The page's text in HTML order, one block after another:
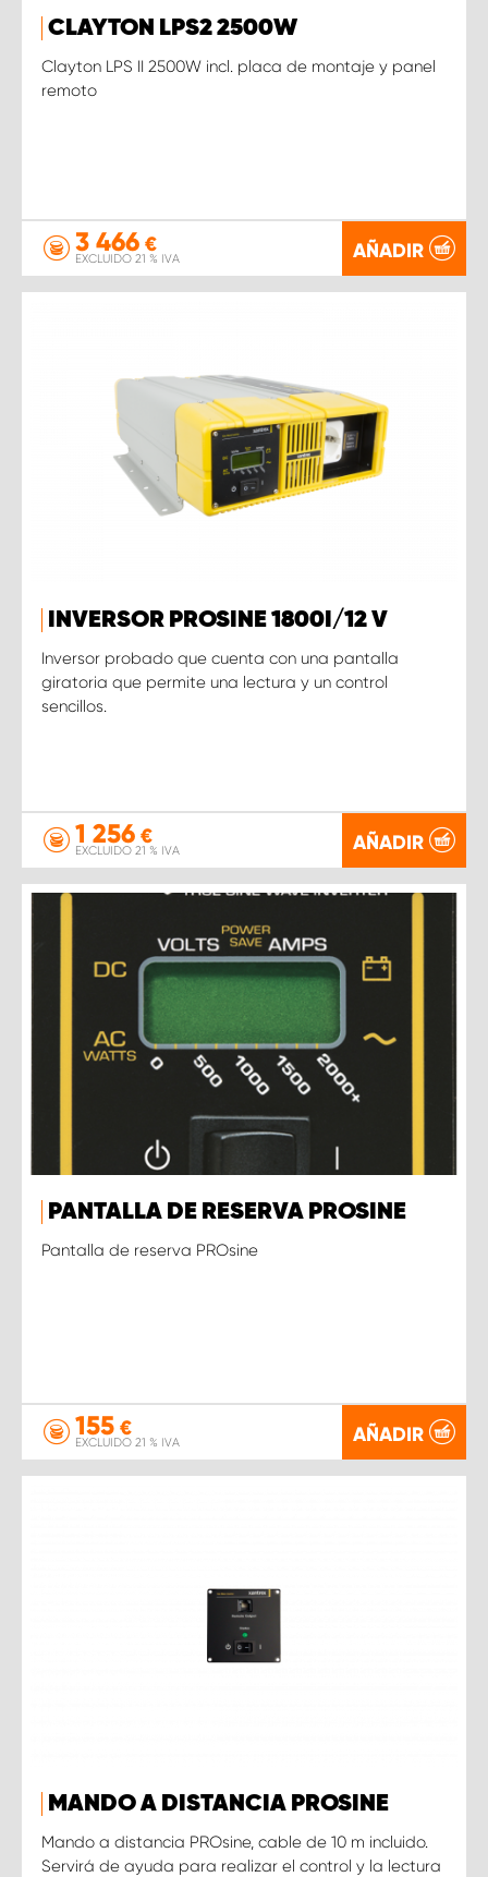
CLAYTON LPS2 2500W
Clayton LPS II 2500W incl. placa de montaje y panel
remoto
3 466 €
EXCLUIDO 21 % IVA AÑADIR
INVERSOR PROSINE 1800I/12 V
Inversor probado que cuenta con una pantalla
giratoria que permite una lectura y un control
sencillos.
1 256 €
EXCLUIDO 21 % IVA AÑADIR
PANTALLA DE RESERVA PROSINE
Pantalla de reserva PROsine
155 €
EXCLUIDO 21 % IVA AÑADIR
MANDO A DISTANCIA PROSINE
Mando a distancia PROsine, cable de 10 m incluido.
Servirá de ayuda para realizar el control y la lectura